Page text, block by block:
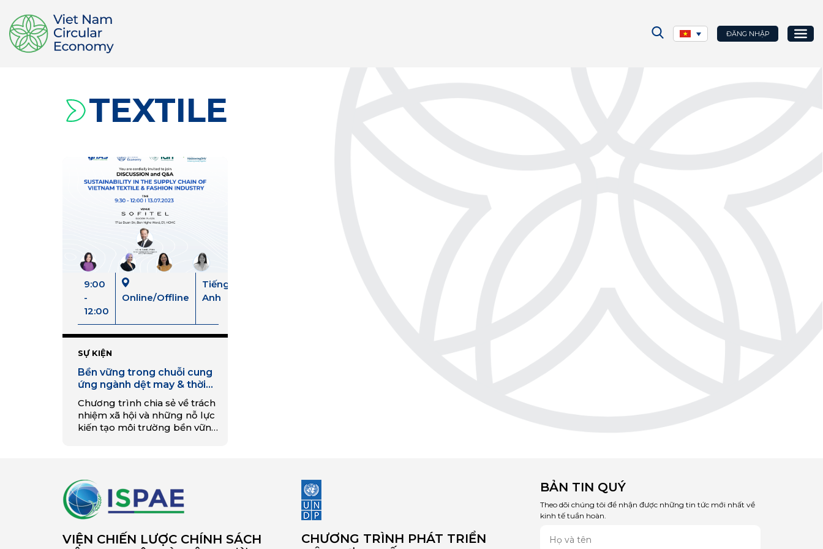
ĐĂNG NHẬP
TEXTILE
9:00
-
12:00
Online/Offline
Tiếng
Anh
SỰ KIỆN
Bền vững trong chuỗi cung
ứng ngành dệt may & thời
trang
Chương trình chia sẻ về trách
nhiệm xã hội và những nỗ lực
kiến tạo môi trường bền vững
VIỆN CHIẾN LƯỢC CHÍNH SÁCH
CHƯƠNG TRÌNH PHÁT TRIỂN
BẢN TIN QUÝ
Theo dõi chúng tôi để nhận được những tin tức mới nhất về
kinh tế tuần hoàn.